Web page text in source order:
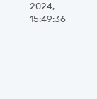
2024,
15:49:36